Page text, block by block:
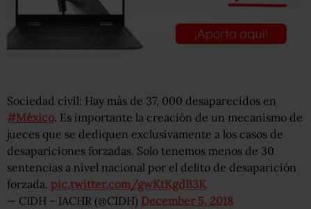
Sociedad civil: Hay más de 37, 000 desaparecidos en
#México. Es importante la creación de un mecanismo de
jueces que se dediquen exclusivamente a los casos de
desapariciones forzadas. Solo tenemos menos de 30
sentencias a nivel nacional por el delito de desaparición
forzada. pic.twitter.com/gwKtKgdB3K
— CIDH – IACHR (@CIDH) December 5, 2018